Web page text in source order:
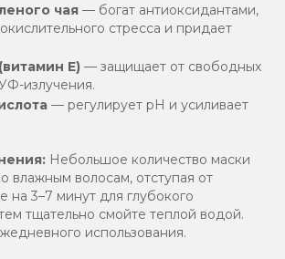
чая — богат антиоксидантами,
стресса и придает
Е) — защищает от свободных
излучения.
— регулирует pH и усиливает
Небольшое количество маски
влажным волосам, отступая от
на 3–7 минут для глубокого
тщательно смойте теплой водой.
использования.